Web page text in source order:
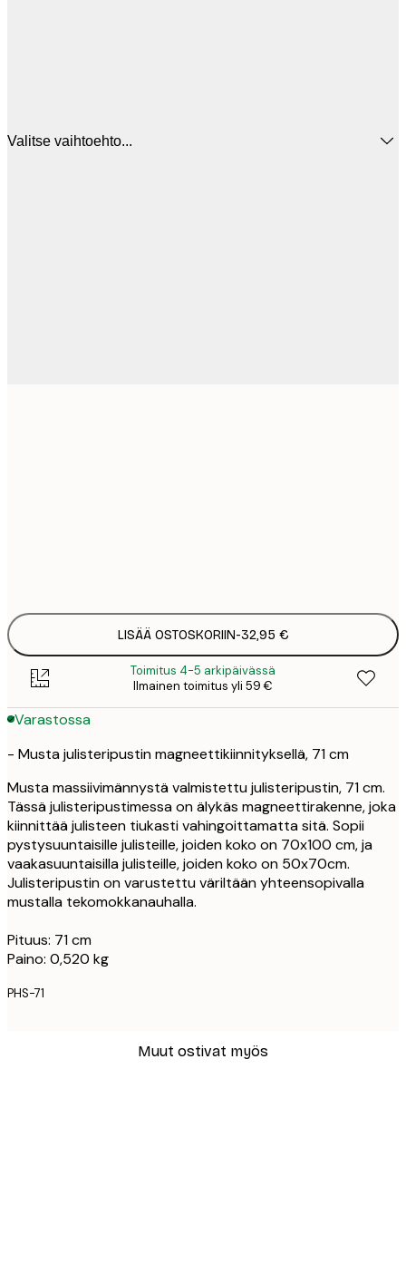
Valitse vaihtoehto...
LISÄÄ OSTOSKORIIN-32,95 €
Toimitus 4-5 arkipäivässä
Ilmainen toimitus yli 59 €
Varastossa
- Musta julisteripustin magneettikiinnityksellä, 71 cm
Musta massiivimännystä valmistettu julisteripustin, 71 cm.
Tässä julisteripustimessa on älykäs magneettirakenne, joka
kiinnittää julisteen tiukasti vahingoittamatta sitä. Sopii
pystysuuntaisille julisteille, joiden koko on 70x100 cm, ja
vaakasuuntaisilla julisteille, joiden koko on 50x70cm.
Julisteripustin on varustettu väriltään yhteensopivalla
mustalla tekomokkanauhalla.
Pituus: 71 cm
Paino: 0,520 kg
PHS-71
Muut ostivat myös